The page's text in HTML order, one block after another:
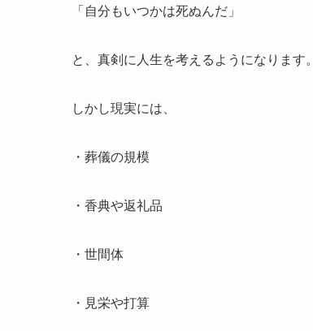
「自分もいつかは死ぬんだ」
と、真剣に人生を考えるようになります。
しかし現実には、
・葬儀の規模
・香典や返礼品
・世間体
・見栄や打算